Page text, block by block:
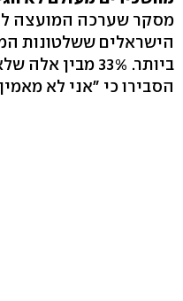
מסקר שערכה המועצה
הישראלים ששלטונות
ביותר. 33%
הסבירו כי "אני לא